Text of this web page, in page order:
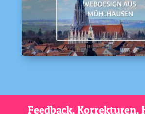
Feedback, Korrekturen,